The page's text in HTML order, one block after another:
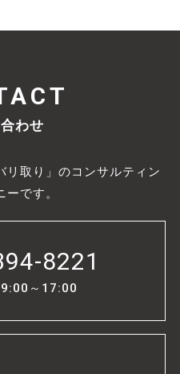
わせ
リ取り」のコンサルティン
ーです。
8221
9:00～17:00